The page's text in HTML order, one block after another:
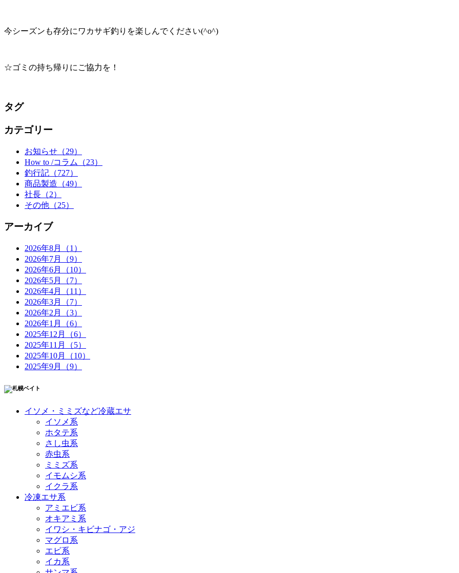
今シーズンも存分にワカサギ釣りを楽しんでください(^o^)
☆ゴミの持ち帰りにご協力を！
タグ
カテゴリー
お知らせ（29）
How to /コラム（23）
釣行記（727）
商品製造（49）
社長（2）
その他（25）
アーカイブ
2026年8月（1）
2026年7月（9）
2026年6月（10）
2026年5月（7）
2026年4月（11）
2026年3月（7）
2026年2月（3）
2026年1月（6）
2025年12月（6）
2025年11月（5）
2025年10月（10）
2025年9月（9）
イソメ・ミミズなど冷蔵エサ
イソメ系
ホタテ系
さし虫系
赤虫系
ミミズ系
イモムシ系
イクラ系
冷凍エサ系
アミエビ系
オキアミ系
イワシ・キビナゴ・アジ
マグロ系
エビ系
イカ系